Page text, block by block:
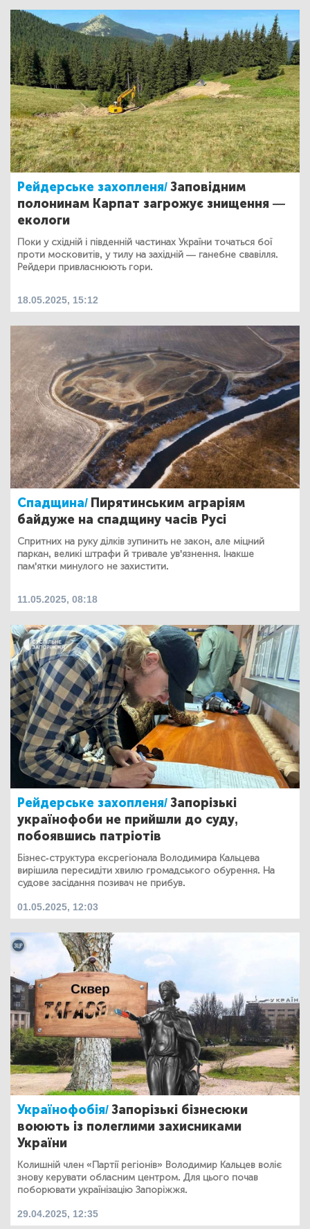
Рейдерське захопленя/Заповідним
полонинам Карпат загрожує знищення —
екологи
Поки у східній і південній частинах України точаться бої
проти московитів, у тилу на західній — ганебне свавілля.
Рейдери привласнюють гори.
18.05.2025, 15:12
Спадщина/ Пирятинським аграріям
байдуже на спадщину часів Русі
Спритних на руку ділків зупинить не закон, але міцний
паркан, великі штрафи й тривале ув'язнення. Інакше
пам'ятки минулого не захистити.
11.05.2025, 08:18
Рейдерське захопленя/Запорізькі
українофоби не прийшли до суду,
побоявшись патріотів
Бізнес-структура ексрегіонала Володимира Кальцева
вирішила пересидіти хвилю громадського обурення. На
судове засідання позивач не прибув.
01.05.2025, 12:03
Українофобія/Запорізькі бізнесюки
воюють із полеглими захисниками
України
Колишній член «Партії регіонів» Володимир Кальцев воліє
знову керувати обласним центром. Для цього почав
поборювати українізацію Запоріжжя.
29.04.2025, 12:35